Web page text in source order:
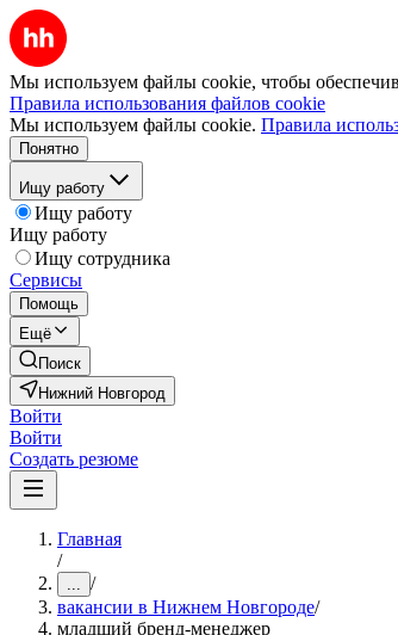
Мы используем файлы cookie, чтобы
Правила использования файлов cookie
Мы используем файлы cookie. Правила
Понятно
Ищу работу
Ищу работу
Ищу работу
Ищу сотрудника
Сервисы
Помощь
Ещё
Поиск
Нижний Новгород
Войти
Войти
Создать резюме
Главная
/
... /
вакансии в Нижнем Новгороде/
младший бренд-менеджер